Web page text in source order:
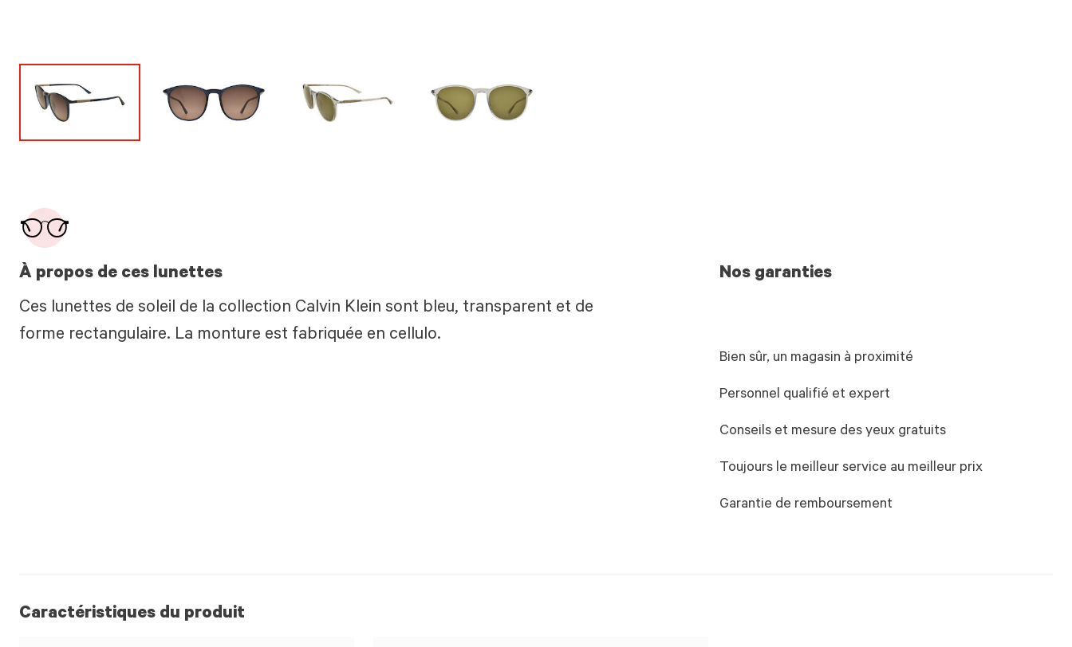
À propos de ces lunettes
Ces lunettes de soleil de la collection Calvin Klein sont bleu, transparent et de
forme rectangulaire. La monture est fabriquée en cellulo.
Nos garanties
Bien sûr, un magasin à proximité
Personnel qualifié et expert
Conseils et mesure des yeux gratuits
Toujours le meilleur service au meilleur prix
Garantie de remboursement
Caractéristiques du produit